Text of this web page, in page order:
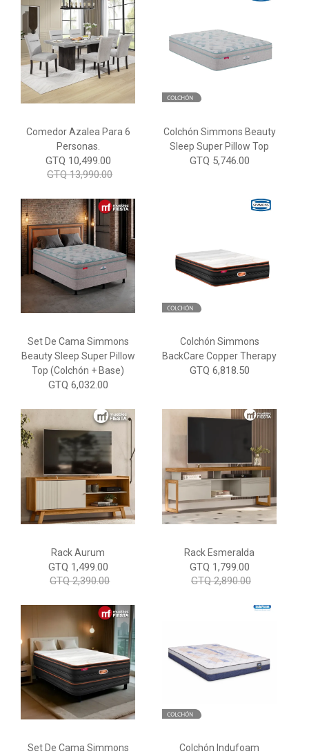
Comedor Azalea Para 6
Personas.
GTQ 10,499.00
GTQ 13,990.00
Colchón Simmons Beauty
Sleep Super Pillow Top
GTQ 5,746.00
Set De Cama Simmons
Beauty Sleep Super Pillow
Top (colchón + Base)
GTQ 6,032.00
Colchón Simmons
BackCare Copper Therapy
GTQ 6,818.50
Rack Aurum
GTQ 1,499.00
GTQ 2,390.00
Rack Esmeralda
GTQ 1,799.00
GTQ 2,890.00
Set De Cama Simmons
Colchón Indufoam